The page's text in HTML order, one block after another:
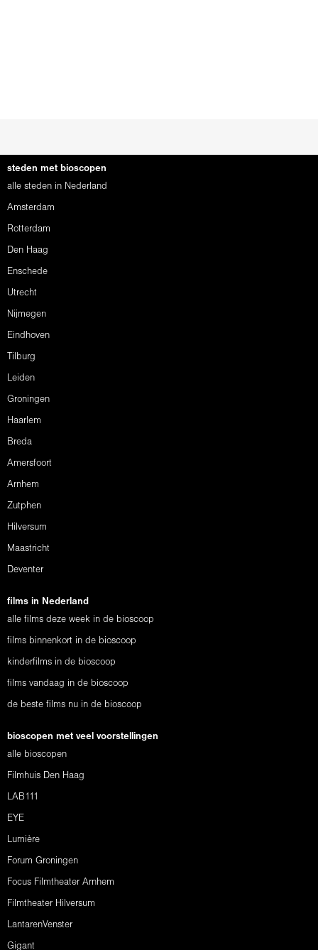
steden met bioscopen
alle steden in Nederland
Amsterdam
Rotterdam
Den Haag
Enschede
Utrecht
Nijmegen
Eindhoven
Tilburg
Leiden
Groningen
Haarlem
Breda
Amersfoort
Arnhem
Zutphen
Hilversum
Maastricht
Deventer
films in Nederland
alle films deze week in de bioscoop
films binnenkort in de bioscoop
kinderfilms in de bioscoop
films vandaag in de bioscoop
de beste films nu in de bioscoop
bioscopen met veel voorstellingen
alle bioscopen
Filmhuis Den Haag
LAB111
EYE
Lumière
Forum Groningen
Focus Filmtheater Arnhem
Filmtheater Hilversum
LantarenVenster
Gigant